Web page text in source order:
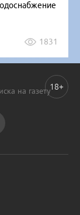
1831
на газету18+